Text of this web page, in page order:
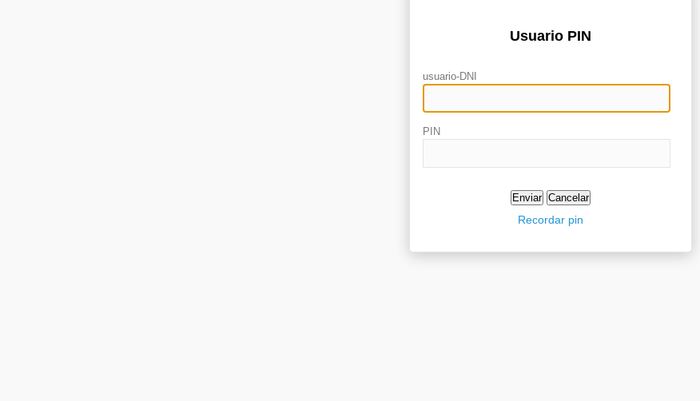
Usuario PIN
usuario-DNI
PIN
Recordar pin